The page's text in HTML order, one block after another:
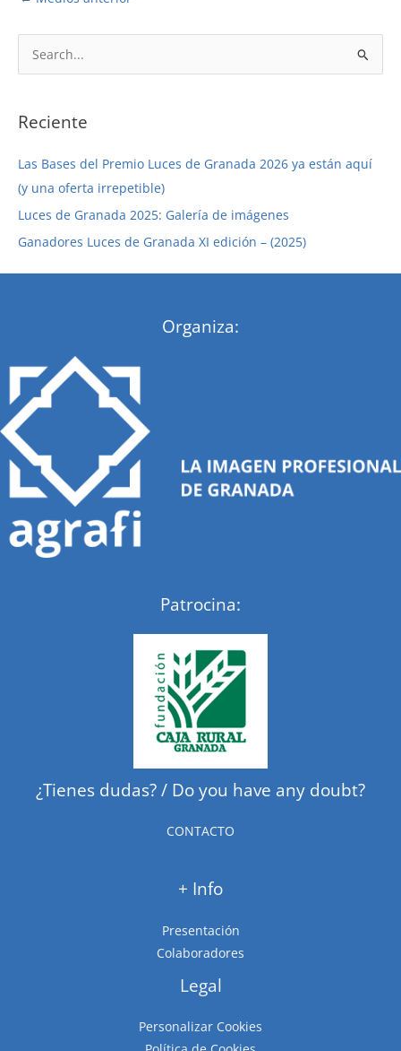
u
c
r
p
o
r
Reciente
Las Bases del Premio Luces de Granada 2026 ya están aquí
(y una oferta irrepetible)
Luces de Granada 2025: Galería de imágenes
Ganadores Luces de Granada XI edición – (2025)
Organiza:
Patrocina:
¿Tienes dudas? / Do you have any doubt?
CONTACTO
+ Info
Presentación
Colaboradores
Legal
Personalizar Cookies